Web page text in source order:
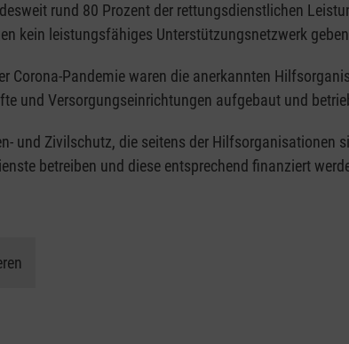
rund 80 Prozent der rettungsdienstlichen
kein leistungsfähiges Unterstützungsnetzwerk
Pandemie waren die anerkannten
und Versorgungseinrichtungen aufgebaut und
und Zivilschutz, die seitens der Hilfsorganisationen
betreiben und diese entsprechend finanziert